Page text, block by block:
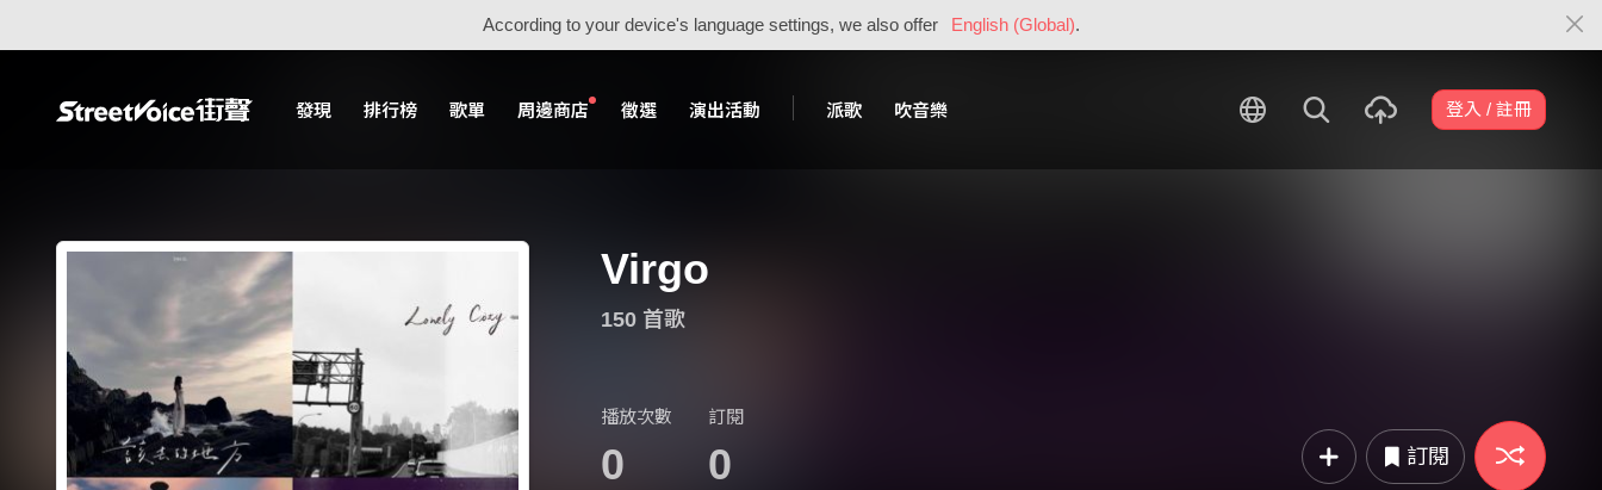
According to your device's language settings, we also offer English (Global).
發現 排行榜 歌單 周邊商店 徵選 演出活動 派歌 吹音樂 登入 / 註冊
Virgo
150 首歌
播放次數
0
訂閱
0 訂閱